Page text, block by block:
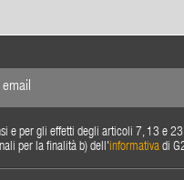
e per gli effetti degli articoli 7, 13 e
per la finalità b) dell'informativadi